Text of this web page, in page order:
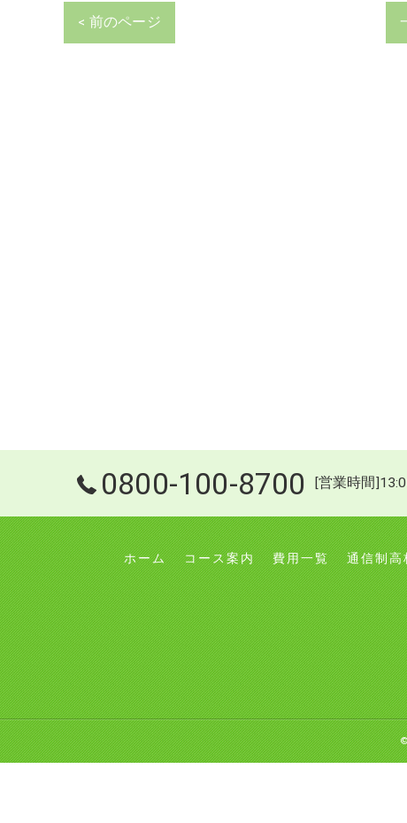
< 前のページ
0800-100-8700 [営業時間
ホーム コース案内 費用一覧 通信制高